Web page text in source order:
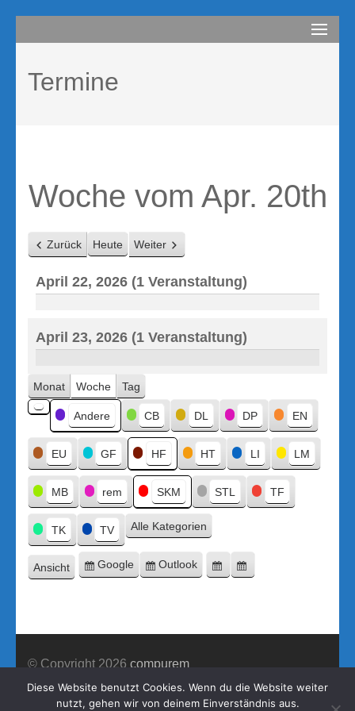
Inhalt
(Enter
drücken)
compurem
Termine
Woche vom Apr. 20th
Zurück Heute Weiter
April 22, 2026 (1 Veranstaltung)
April 23, 2026 (1 Veranstaltung)
Monat Woche Tag
Kategorien
Kategorie
ohne
Titel
Andere CB DL DP EN
EU GF HF HT LI LM
MB rem SKM STL TF
TK TV Alle Kategorien
Ansicht ausdrucken
Eintragen
Google
Eintragen
Outlook
Google-
© Copyright 2026 compurem
Construction Company | Entwickelt von Rara Theme
Präsentiert von WordPress.
Diese Website benutzt Cookies. Wenn du die Website weiter
nutzt, gehen wir von deinem Einverständnis aus.